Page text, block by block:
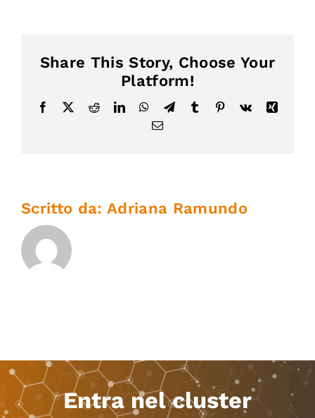
Share This Story, Choose Your
Platform!
Facebook RedditLinkedInWhatsApp
TelegramTumblr Pinterest
Vk
Xing
Email
Scritto da: Adriana Ramundo
Entra nel cluster